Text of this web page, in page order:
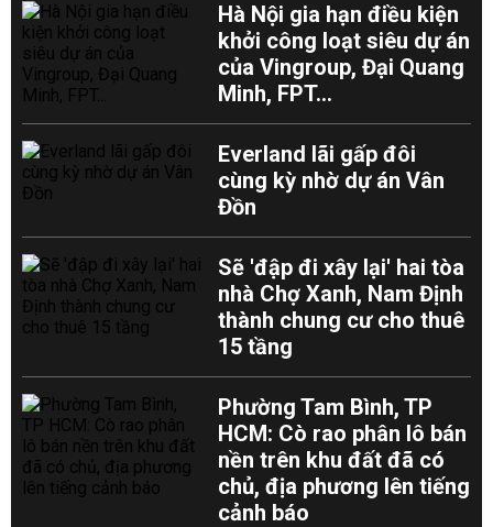
Hà Nội gia hạn điều kiện
khởi công loạt siêu dự án
của Vingroup, Đại Quang
Minh, FPT...
Everland lãi gấp đôi
cùng kỳ nhờ dự án Vân
Đồn
Sẽ 'đập đi xây lại' hai tòa
nhà Chợ Xanh, Nam Định
thành chung cư cho thuê
15 tầng
Phường Tam Bình, TP
HCM: Cò rao phân lô bán
nền trên khu đất đã có
chủ, địa phương lên tiếng
cảnh báo